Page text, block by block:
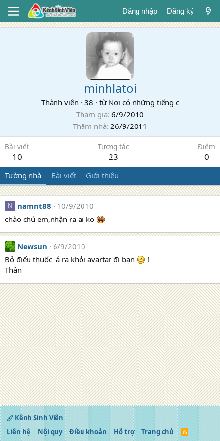
Đăng nhập Đăng ký
minhlatoi
Thành viên · 38 · từ Nơi có những tiếng c
Tham gia 6/9/2010
Thăm nhà 26/9/2011
Bài viết
10
Tương tác
23
Điểm
0
Tường nhà Bài viết Giới thiệu
N namnt88
10/9/2010
chào chú em,nhận ra ai ko
Newsun
6/9/2010
Bỏ điếu thuốc lá ra khỏi avartar đi bạn
!
Thân
Kênh Sinh Viên
Liên hệ
Nội quy Điều khoản Hỗ trợ Trang chủ
R